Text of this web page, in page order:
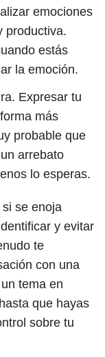
emociones
productiva.
estás
la emoción.
Expresar tu
más
probable que
arrebato
lo esperas.
si se enoja
y evitar
te
con una
tema en
que hayas
sobre tu